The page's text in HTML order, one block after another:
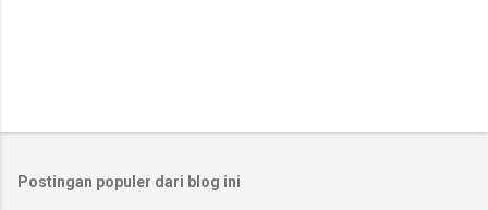
t
Postingan populer dari blog ini